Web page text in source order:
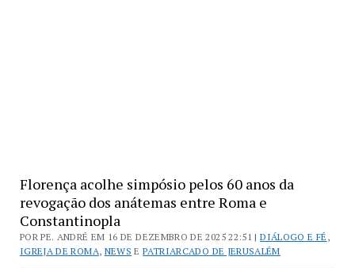
Florença acolhe simpósio pelos 60 anos da
revogação dos anátemas entre Roma e
Constantinopla
POR PE. ANDRÉ EM 16 DE DEZEMBRO DE 2025 22:51 |DIÁLOGO E FÉ ,
IGREJA DE ROMA, NEWS EPATRIARCADO DE JERUSALÉM